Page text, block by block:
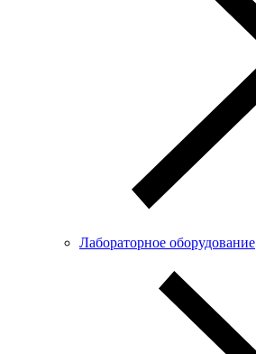
Лабораторное оборудование